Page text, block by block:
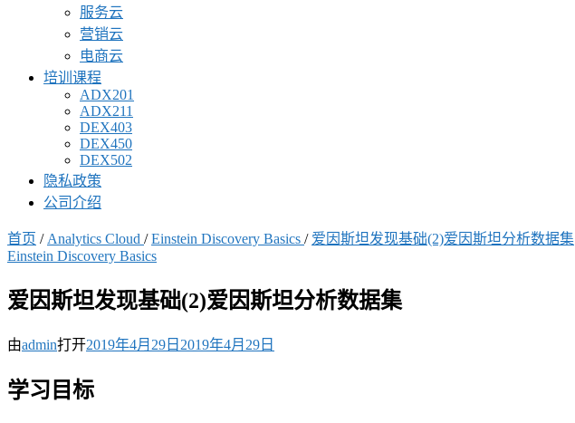
服务云
营销云
电商云
培训课程
ADX201
ADX211
DEX403
DEX450
DEX502
隐私政策
公司介绍
首页 / Analytics Cloud / Einstein Discovery Basics / 爱因斯坦发现基础(2)爱因斯坦分析数据集
Einstein Discovery Basics
爱因斯坦发现基础(2)爱因斯坦分析数据集
由admin打开2019年4月29日 2019年4月29日
学习目标